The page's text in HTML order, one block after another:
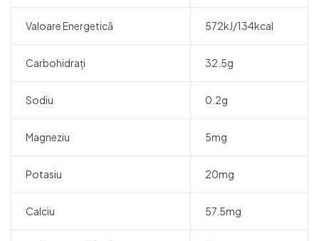
Valoare Energetică 572kJ/134kcal
Carbohidraţi 32.5g
Sodiu 0.2g
Magneziu 5mg
Potasiu 20mg
Calciu 57.5mg